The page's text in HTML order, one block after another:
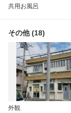
共用お風呂
その他 (18)
外観